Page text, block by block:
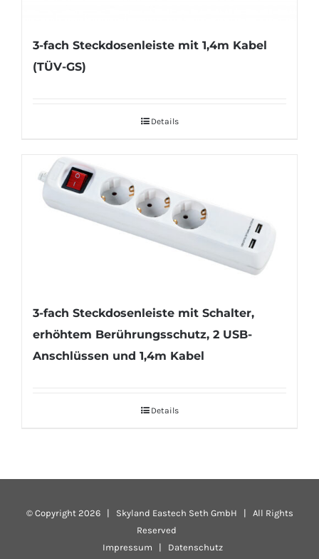
3-fach Steckdosenleiste mit 1,4m Kabel
(TÜV-GS)
Details
3-fach Steckdosenleiste mit Schalter,
erhöhtem Berührungsschutz, 2 USB-
Anschlüssen und 1,4m Kabel
Details
© Copyright 2026 | Skyland Eastech Seth GmbH | All Rights
Reserved
Impressum | Datenschutz